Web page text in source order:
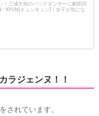
！三浦大知のバックダンサーに劇団四
キュンキュン]｜女子が気にな
ラジェンヌ！！
されています。